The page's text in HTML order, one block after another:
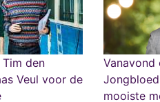
den
Veul voor de
Vanavond
mooiste